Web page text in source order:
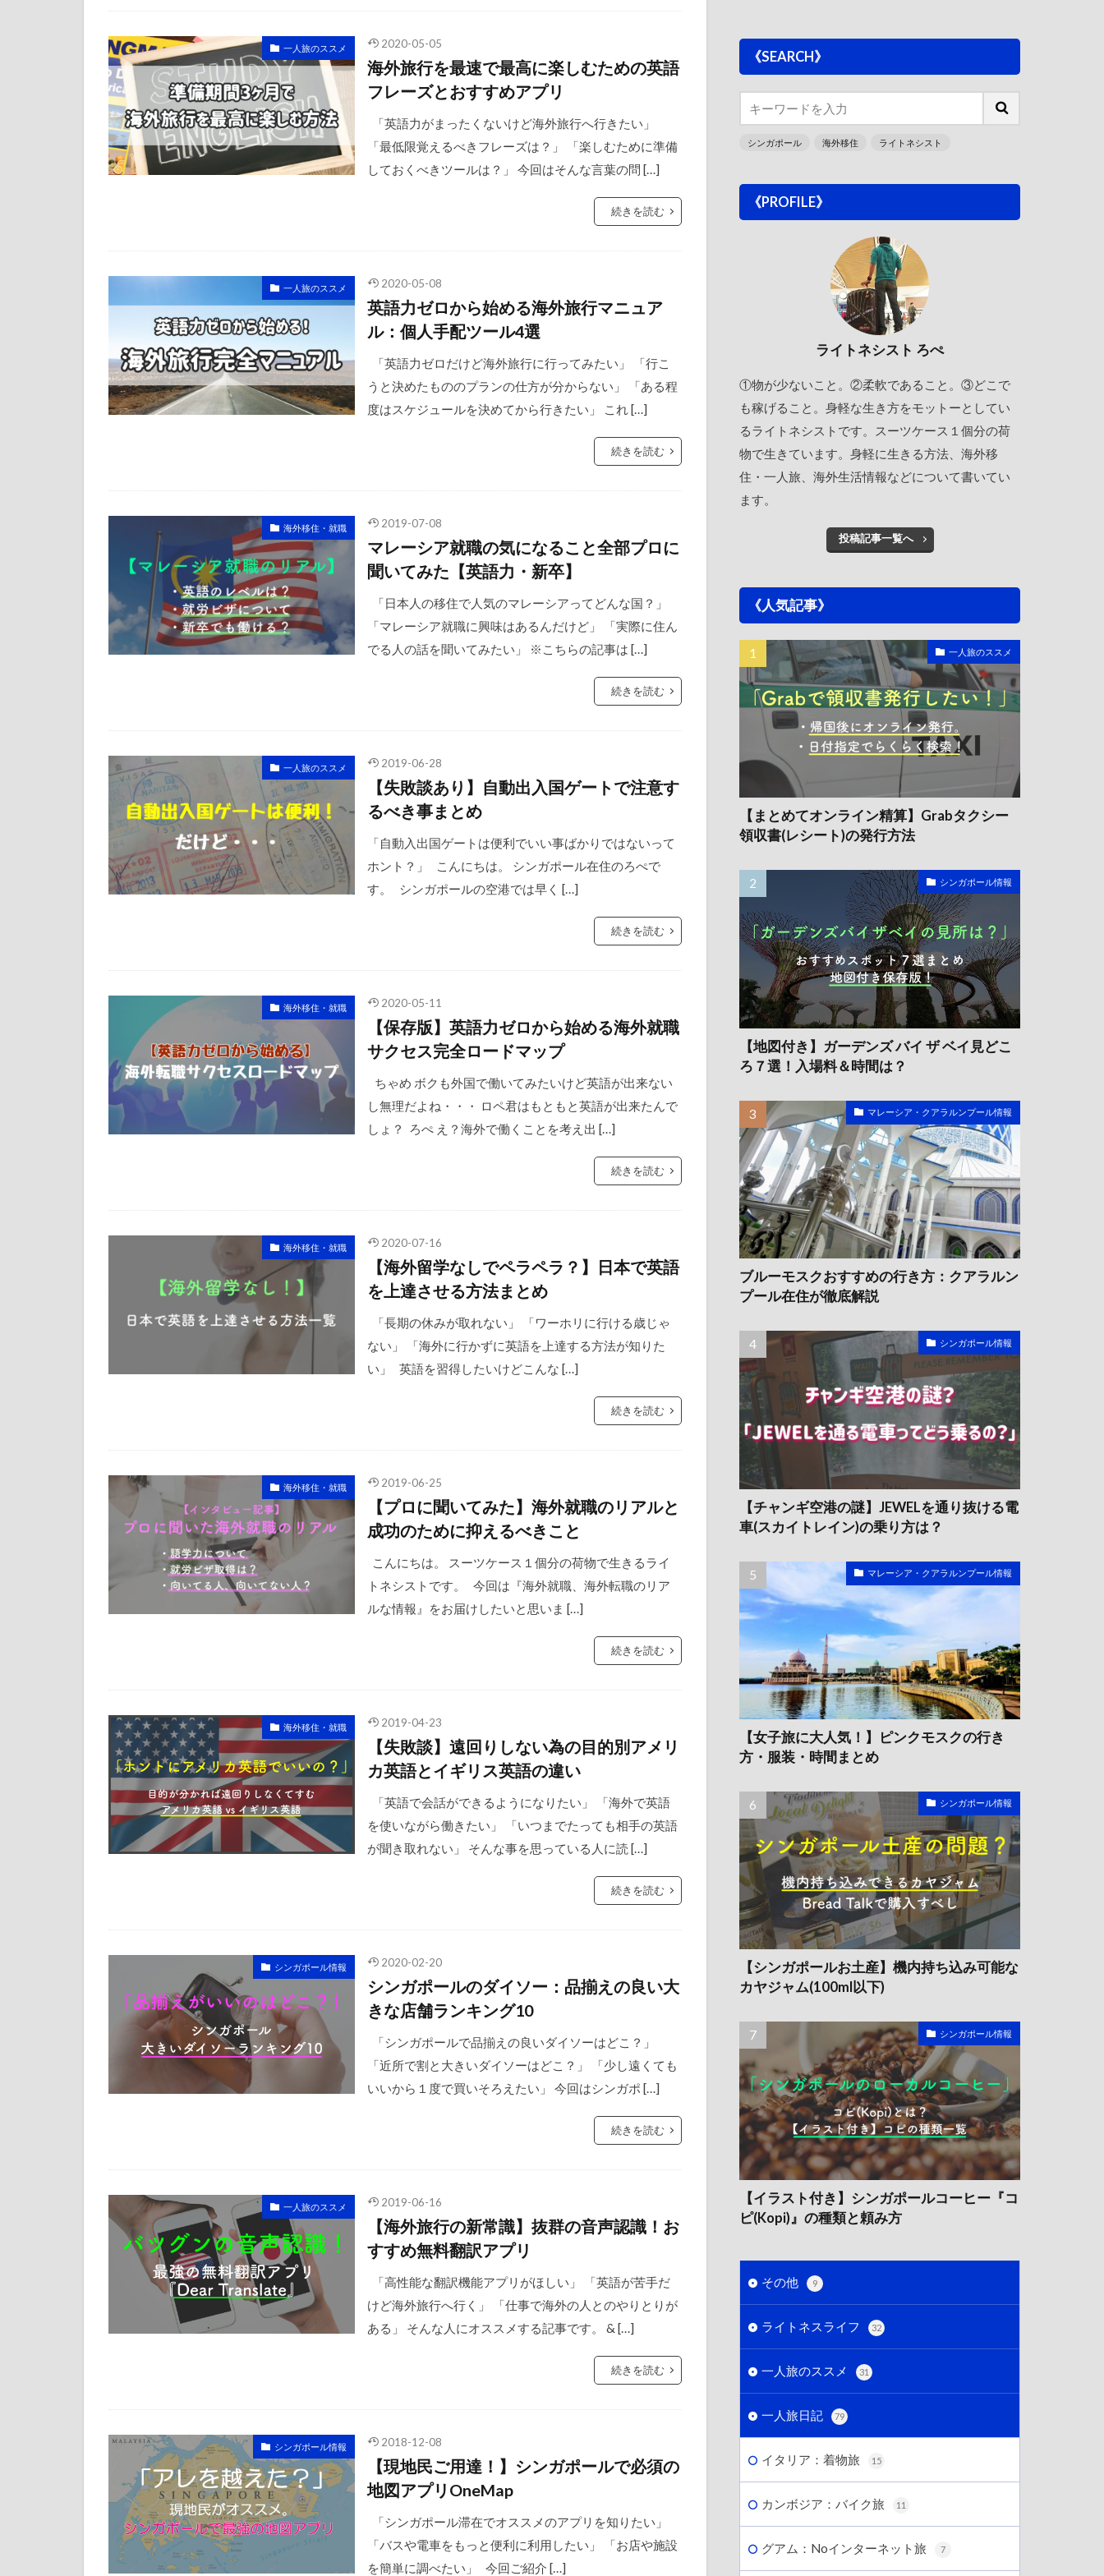
一人旅のススメ 2020-05-05
海外旅行を最速で最高に楽しむための英語
フレーズとおすすめアプリ
「英語力がまったくないけど海外旅行へ行きたい」
「最低限覚えるべきフレーズは？」 「楽しむために準備
しておくべきツールは？」 今回はそんな言葉の問 […]
続きを読む
一人旅のススメ 2020-05-08
英語力ゼロから始める海外旅行マニュア
ル：個人手配ツール4選
「英語力ゼロだけど海外旅行に行ってみたい」 「行こ
うと決めたもののプランの仕方が分からない」 「ある程
度はスケジュールを決めてから行きたい」 これ […]
続きを読む
海外移住・就職 2019-07-08
マレーシア就職の気になること全部プロに
聞いてみた【英語力・新卒】
「日本人の移住で人気のマレーシアってどんな国？」
「マレーシア就職に興味はあるんだけど」 「実際に住ん
でる人の話を聞いてみたい」 ※こちらの記事は […]
続きを読む
一人旅のススメ 2019-06-28
【失敗談あり】自動出入国ゲートで注意す
るべき事まとめ
「自動入出国ゲートは便利でいい事ばかりではないって
ホント？」 こんにちは。 シンガポール在住のろぺで
す。 シンガポールの空港では早く […]
続きを読む
海外移住・就職 2020-05-11
【保存版】英語力ゼロから始める海外就職
サクセス完全ロードマップ
ちゃめ ボクも外国で働いてみたいけど英語が出来ない
し無理だよね・・・ ロペ君はもともと英語が出来たんで
しょ？ ろぺ え？海外で働くことを考え出 […]
続きを読む
海外移住・就職 2020-07-16
【海外留学なしでペラペラ？】日本で英語
を上達させる方法まとめ
「長期の休みが取れない」 「ワーホリに行ける歳じゃ
ない」 「海外に行かずに英語を上達する方法が知りた
い」 英語を習得したいけどこんな […]
続きを読む
海外移住・就職 2019-06-25
【プロに聞いてみた】海外就職のリアルと
成功のために抑えるべきこと
こんにちは。 スーツケース１個分の荷物で生きるライ
トネシストです。 今回は『海外就職、海外転職のリア
ルな情報』をお届けしたいと思いま […]
続きを読む
海外移住・就職 2019-04-23
【失敗談】遠回りしない為の目的別アメリ
カ英語とイギリス英語の違い
「英語で会話ができるようになりたい」 「海外で英語
を使いながら働きたい」 「いつまでたっても相手の英語
が聞き取れない」 そんな事を思っている人に読 […]
続きを読む
シンガポール情報 2020-02-20
シンガポールのダイソー：品揃えの良い大
きな店舗ランキング10
「シンガポールで品揃えの良いダイソーはどこ？」
「近所で割と大きいダイソーはどこ？」 「少し遠くても
いいから１度で買いそろえたい」 今回はシンガポ […]
続きを読む
一人旅のススメ 2019-06-16
【海外旅行の新常識】抜群の音声認識！お
すすめ無料翻訳アプリ
「高性能な翻訳機能アプリがほしい」 「英語が苦手だ
けど海外旅行へ行く」 「仕事で海外の人とのやりとりが
ある」 そんな人にオススメする記事です。 & […]
続きを読む
シンガポール情報 2018-12-08
【現地民ご用達！】シンガポールで必須の
地図アプリOneMap
「シンガポール滞在でオススメのアプリを知りたい」
「バスや電車をもっと便利に利用したい」 「お店や施設
を簡単に調べたい」 今回ご紹介 […]
《SEARCH》
シンガポール 海外移住 ライトネシスト
《PROFILE》
ライトネシスト ろぺ
①物が少ないこと。②柔軟であること。③どこで
も稼げること。身軽な生き方をモットーとしてい
るライトネシストです。スーツケース１個分の荷
物で生きています。身軽に生きる方法、海外移
住・一人旅、海外生活情報などについて書いてい
ます。
投稿記事一覧へ
《人気記事》
一人旅のススメ
【まとめてオンライン精算】Grabタクシー
領収書(レシート)の発行方法
シンガポール情報
【地図付き】ガーデンズ バイ ザ ベイ見どこ
ろ７選！入場料＆時間は？
マレーシア・クアラルンプール情報
ブルーモスクおすすめの行き方：クアラルン
プール在住が徹底解説
シンガポール情報
【チャンギ空港の謎】JEWELを通り抜ける電
車(スカイトレイン)の乗り方は？
マレーシア・クアラルンプール情報
【女子旅に大人気！】ピンクモスクの行き
方・服装・時間まとめ
シンガポール情報
【シンガポールお土産】機内持ち込み可能な
カヤジャム(100ml以下)
シンガポール情報
【イラスト付き】シンガポールコーヒー『コ
ピ(Kopi)』の種類と頼み方
その他 9
ライトネスライフ 32
一人旅のススメ 31
一人旅日記 79
イタリア：着物旅 15
カンボジア：バイク旅 11
グアム：Noインターネット旅 7